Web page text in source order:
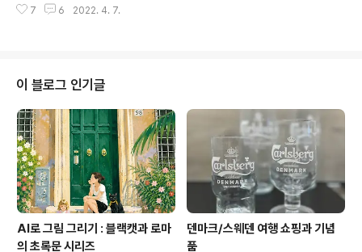
가 부족해서? 나는 100은 받아야 하는 사람이지만 겸손하
ㅋ 12종목 갖고 있는데 (독일, 포르투갈, 네덜란드, 벨기에)
라질 유통 회사" ㅋㅋㅋㅋ) 늘 브라질 주식을 사고 싶었지
만 제가 알기로는 국내 증권사 통해서 직접 투자는 안돼서
아쉬웠는데 - 물론 그 사이 거래 가능해진 증권사가 있을
수도 있음 - 미국에 상장된 브라질 유통업체 주식이 있어,
신나서 일단 한주 샀습니다. 특히나 이 회사 주식을 살 수
밖에 없었던 게 이 ..
7 6 2022. 4. 7.
이 블로그 인기글
AI로 그림 그리기 : 블랙캣과 로마
의 초록문 시리즈
덴마크/스웨덴 여행 쇼핑과 기념
품